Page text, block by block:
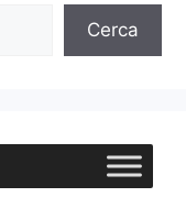
Cerca